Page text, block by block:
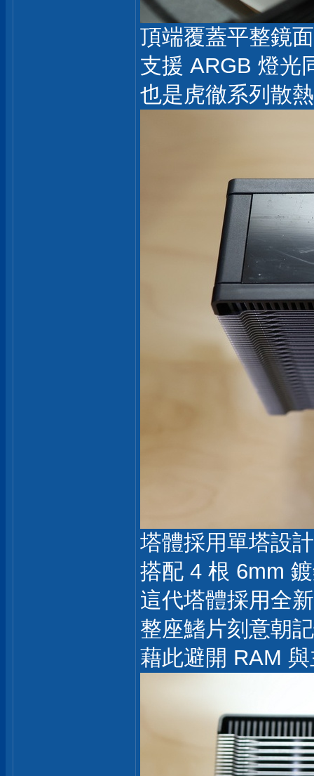
頂端覆蓋平整鏡
支援 ARGB 燈光
也是虎徹系列散
塔體採用單塔設
搭配 4 根 6mm
這代塔體採用全
整座鰭片刻意朝
藉此避開 RAM